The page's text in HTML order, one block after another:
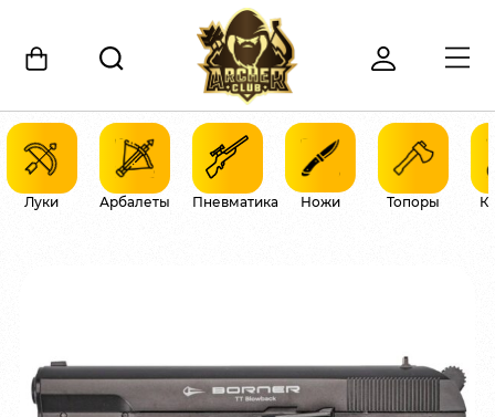
Луки Арбалеты Пневматика Ножи Топоры